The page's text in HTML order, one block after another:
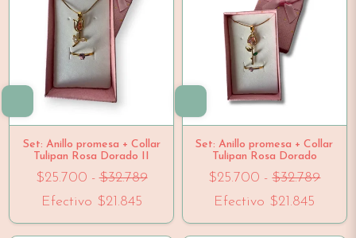
Set: Anillo promesa + Collar
Tulipan Rosa Dorado II
$25.700 - $32.789
Efectivo $21.845
Set: Anillo promesa + Collar
Tulipan Rosa Dorado
$25.700 - $32.789
Efectivo $21.845